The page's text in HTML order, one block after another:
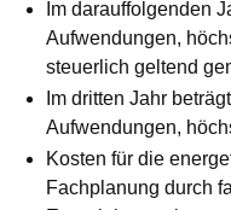
Im darauffolgenden
Aufwendungen,
steuerlich geltend
Im dritten Jahr
Aufwendungen,
Kosten für die
Fachplanung durch